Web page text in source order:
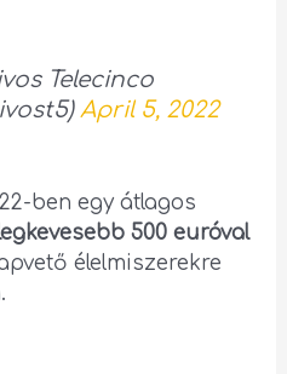
Telecinco
April 5, 2022
ben egy átlagos
500 euróval
élelmiszerekre